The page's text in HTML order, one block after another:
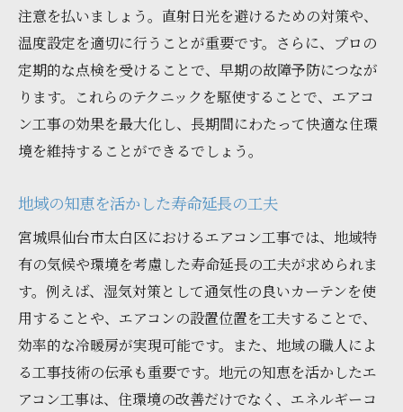
注意を払いましょう。直射日光を避けるための対策や、
温度設定を適切に行うことが重要です。さらに、プロの
定期的な点検を受けることで、早期の故障予防につなが
ります。これらのテクニックを駆使することで、エアコ
ン工事の効果を最大化し、長期間にわたって快適な住環
境を維持することができるでしょう。
地域の知恵を活かした寿命延長の工夫
宮城県仙台市太白区におけるエアコン工事では、地域特
有の気候や環境を考慮した寿命延長の工夫が求められま
す。例えば、湿気対策として通気性の良いカーテンを使
用することや、エアコンの設置位置を工夫することで、
効率的な冷暖房が実現可能です。また、地域の職人によ
る工事技術の伝承も重要です。地元の知恵を活かしたエ
アコン工事は、住環境の改善だけでなく、エネルギーコ